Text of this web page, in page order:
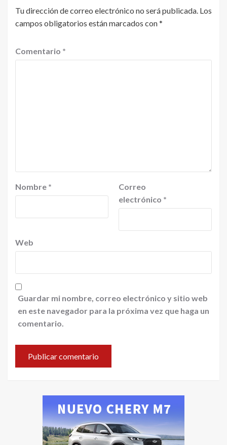
Tu dirección de correo electrónico no será publicada. Los
campos obligatorios están marcados con*
Comentario *
Nombre *
Correo
electrónico *
Web
Guardar mi nombre, correo electrónico y sitio web
en este navegador para la próxima vez que haga un
comentario.